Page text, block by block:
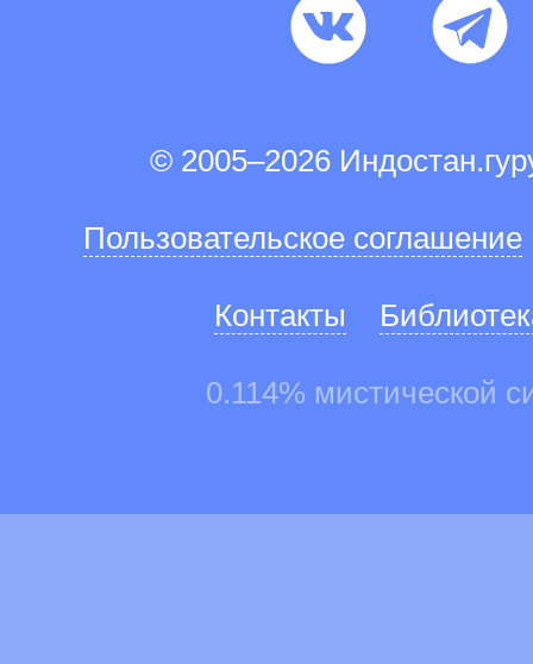
© 2005–2026
Пользовательское соглашение
Контакты
0.114% мистической